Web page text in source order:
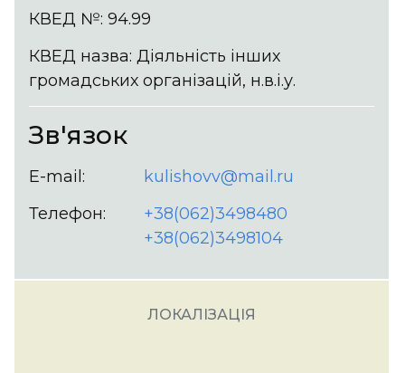
КВЕД №: 94.99
КВЕД назва: Діяльність інших
громадських організацій, н.в.і.у.
Зв'язок
E-mail:
kulishovv@mail.ru
Телефон:
+38(062)3498480
+38(062)3498104
ЛОКАЛІЗАЦІЯ